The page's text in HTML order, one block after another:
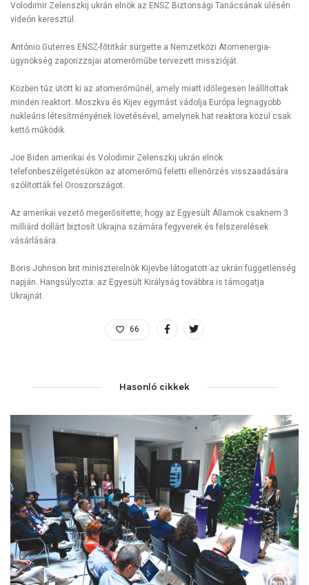
Volodimir Zelenszkij ukrán elnök az ENSZ Biztonsági Tanácsának ülésén
videón keresztül.
António Guterres ENSZ-főtitkár sürgette a Nemzetközi Atomenergia-
ügynökség zaporizzsjai atomerőműbe tervezett misszióját.
Közben tűz ütött ki az atomerőműnél, amely miatt időlegesen leállítottak
minden reaktort. Moszkva és Kijev egymást vádolja Európa legnagyobb
nukleáris létesítményének lövetésével, amelynek hat reaktora közül csak
kettő működik.
Joe Biden amerikai és Volodimir Zelenszkij ukrán elnök
telefonbeszélgetésükön az atomerőmű feletti ellenőrzés visszaadására
szólították fel Oroszországot.
Az amerikai vezető megerősítette, hogy az Egyesült Államok csaknem 3
milliárd dollárt biztosít Ukrajna számára fegyverek és felszerelések
vásárlására.
Boris Johnson brit miniszterelnök Kijevbe látogatott az ukrán függetlenség
napján. Hangsúlyozta: az Egyesült Királyság továbbra is támogatja
Ukrajnát.
66
Hasonló cikkek